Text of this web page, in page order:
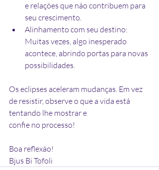
e relações que não contribuem para
seu crescimento.
Alinhamento com seu destino:
Muitas vezes, algo inesperado
acontece, abrindo portas para novas
possibilidades.
Os eclipses aceleram mudanças. Em vez
de resistir, observe o que a vida está
tentando lhe mostrar e
confie no processo!
Boa reflexão!
Bjus Bi Tofoli